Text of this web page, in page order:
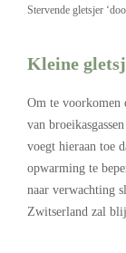
Stervende gletsjer
Kleine
Om te voorkomen
van
voegt hieraan toe
opwarming te
naar verwachting
Zwitserland zal